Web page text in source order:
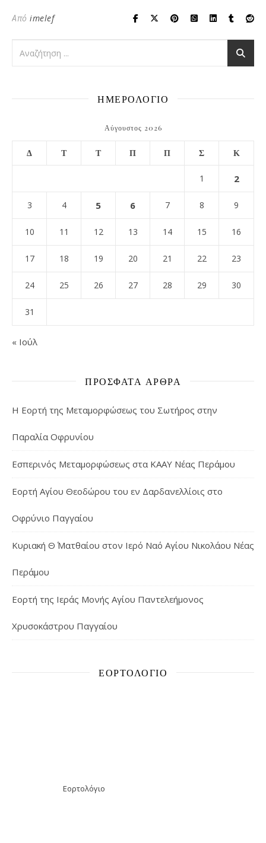
Από imelef
ΗΜΕΡΟΛΟΓΙΟ
Αύγουστος 2026
Δ Τ Τ Π Π Σ Κ
1 2
3 4 5 6 7 8 9
10 11 12 13 14 15 16
17 18 19 20 21 22 23
24 25 26 27 28 29 30
31
« Ιούλ
ΠΡΌΣΦΑΤΑ ΆΡΘΡΑ
Η Εορτή της Μεταμορφώσεως του Σωτήρος στην
Παραλία Οφρυνίου
Εσπερινός Μεταμορφώσεως στα ΚΑΑΥ Νέας Περάμου
Εορτή Αγίου Θεοδώρου του εν Δαρδανελλίοις στο
Οφρύνιο Παγγαίου
Κυριακή Θ΄ Ματθαίου στον Ιερό Ναό Αγίου Νικολάου Νέας
Περάμου
Εορτή της Ιεράς Μονής Αγίου Παντελεήμονος
Χρυσοκάστρου Παγγαίου
ΕΟΡΤΟΛΌΓΙΟ
Εορτολόγιο